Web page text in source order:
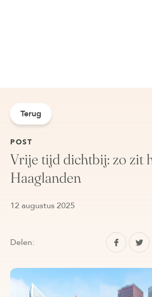
Terug
POST
Vrije tijd dichtbij: zo zit
Haaglanden
12 augustus 2025
Delen: